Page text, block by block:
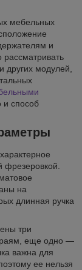
мебельных
и
других модулей,
и способ
фрезеровкой.
на
длинная ручка
три
еще одно —
важна для
ее нельзя